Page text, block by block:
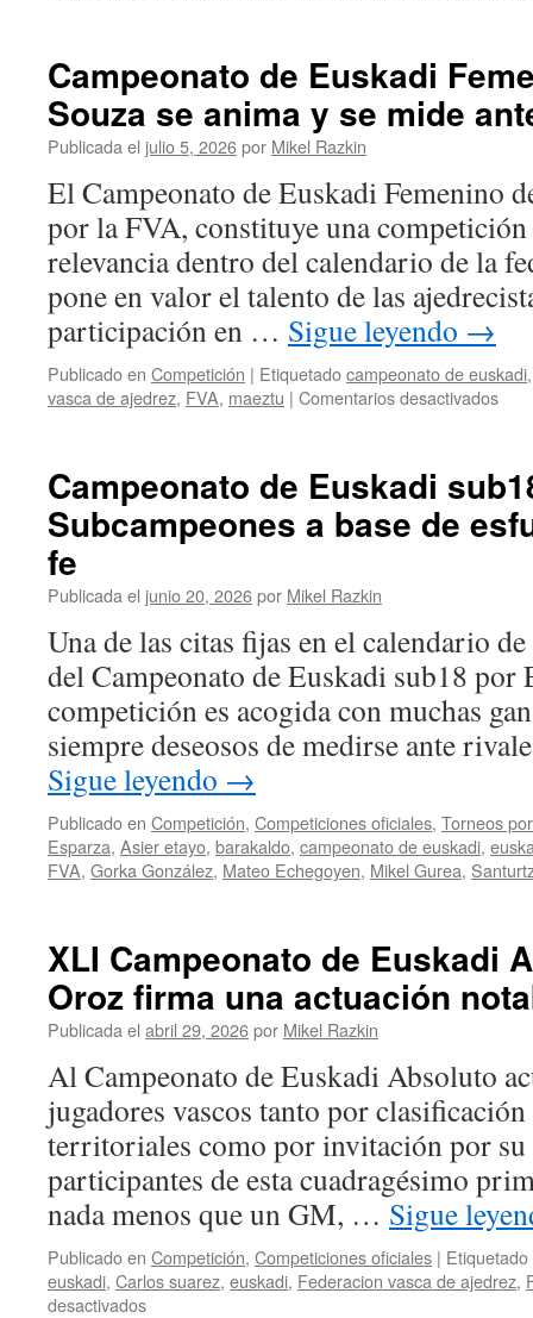
Campeonato de Euskadi
Souza se anima y se mide
Publicada el julio 5, 2026por Mikel Razkin
El Campeonato de Euskadi Femenino
por la FVA, constituye una
relevancia dentro del calendario de la
pone en valor el talento de las
participación en … Sigue leyendo →
Publicado en Competición | Etiquetadocampeonato de euskadi
vasca de ajedrez, FVA, maeztu | Comentarios desactivadosen
se
mide
ante
las
Campeonato de Euskadi
Subcampeones a base de
fe
Publicada el junio 20, 2026por Mikel Razkin
Una de las citas fijas en el calendario
del Campeonato de Euskadi sub18 por
competición es acogida con muchas
siempre deseosos de medirse ante
Sigue leyendo →
Publicado en Competición, Competiciones oficiales, Torneos
Esparza, Asier etayo, barakaldo, campeonato de euskadi,
FVA, Gorka González, Mateo Echegoyen, Mikel Gurea,
XLI Campeonato de Euskadi
Oroz firma una actuación
Publicada el abril 29, 2026por Mikel Razkin
Al Campeonato de Euskadi Absoluto
jugadores vascos tanto por
territoriales como por invitación por
participantes de esta cuadragésimo
nada menos que un GM, … Sigue
Publicado en Competición, Competiciones oficiales | Etiquetado
euskadi, Carlos suarez, euskadi, Federacion vasca de ajedrez,
desactivadosen